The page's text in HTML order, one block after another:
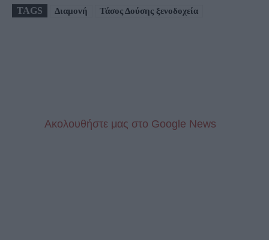
TAGS Διαμονή Τάσος Δούσης ξενοδοχεία
Aκολουθήστε μας στo Google News